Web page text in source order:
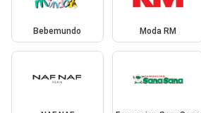
Bebemundo Moda RM